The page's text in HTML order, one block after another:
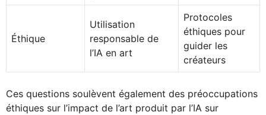
Éthique
Utilisation
responsable de
l’IA en art
Protocoles
éthiques pour
guider les
créateurs
Ces questions soulèvent également des préoccupations
éthiques sur l’impact de l’art produit par l’IA sur